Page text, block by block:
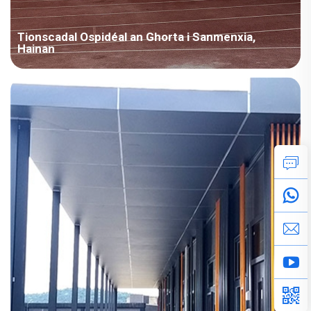
Tionscadal Ospidéal an Ghorta i Sanmenxia,
Hainan
Achoimre an Tionscadail: Áise / An tSín, Cineál Seomra: Teach
Mhódúlaí, Réimse: Éigeandála agus Imeachtaí, Limistéar: 4000-
10000 m², Scéin: Oiriúnach, Leigheas, Am: 2022, Gnéithe an
Tionscadail: 1. Chengdong don ghiarrthacht éigeandála den
ospidéal galar Sanmenxia, déanta go speisialta...